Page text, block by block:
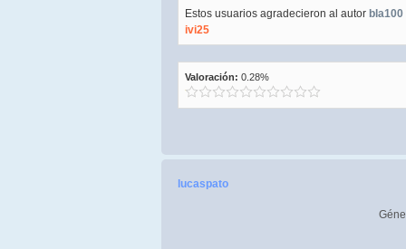
esta 2 temporada la podemos
Queens, de momento no
Estos usuarios agradecieron al autor bla100
ivi25
Valoración: 0.28%
lucaspato